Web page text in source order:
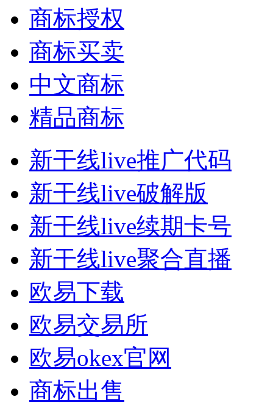
商标授权
商标买卖
中文商标
精品商标
新干线live推广代码
新干线live破解版
新干线live续期卡号
新干线live聚合直播
欧易下载
欧易交易所
欧易okex官网
商标出售